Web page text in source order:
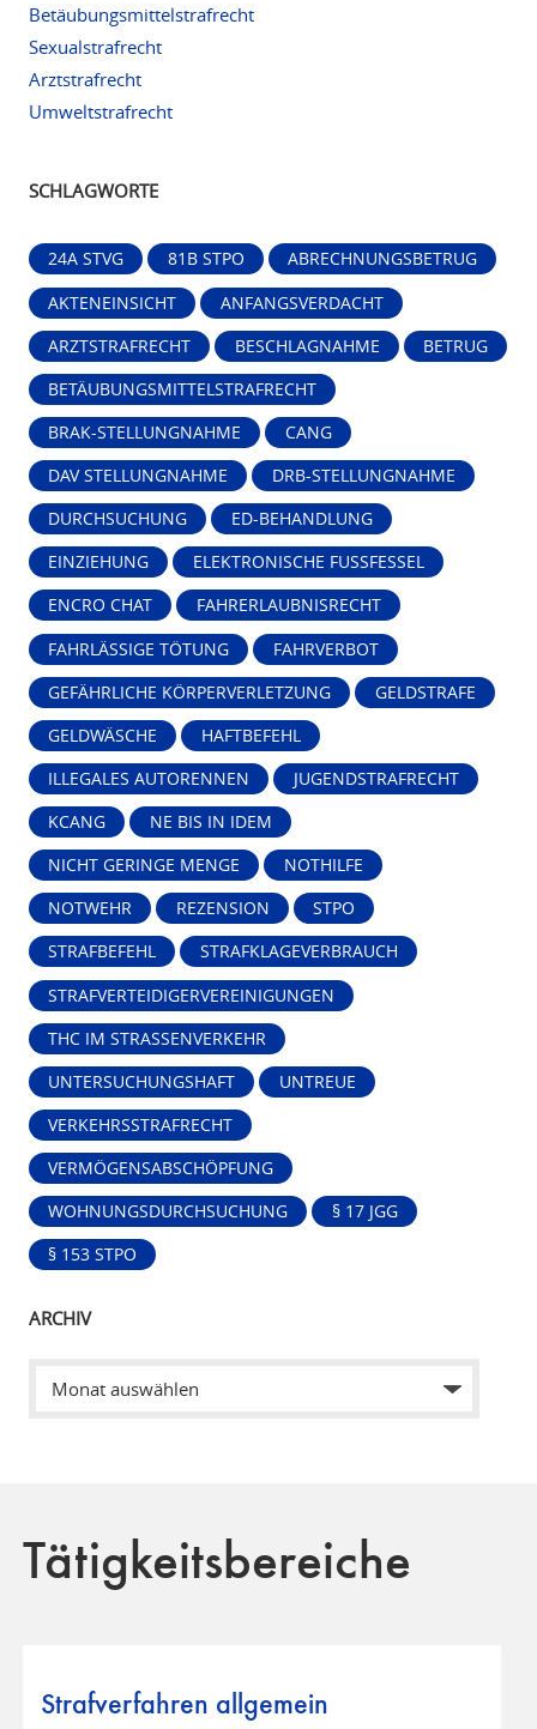
Betäubungsmittelstrafrecht
Sexualstrafrecht
Arztstrafrecht
Umweltstrafrecht
SCHLAGWORTE
24A STVG 81B STPO ABRECHNUNGSBETRUG
AKTENEINSICHT ANFANGSVERDACHT
ARZTSTRAFRECHT BESCHLAGNAHME BETRUG
BETÄUBUNGSMITTELSTRAFRECHT
BRAK-STELLUNGNAHME CANG
DAV STELLUNGNAHME DRB-STELLUNGNAHME
DURCHSUCHUNG ED-BEHANDLUNG
EINZIEHUNG ELEKTRONISCHE FUSSFESSEL
ENCRO CHAT FAHRERLAUBNISRECHT
FAHRLÄSSIGE TÖTUNG FAHRVERBOT
GEFÄHRLICHE KÖRPERVERLETZUNG GELDSTRAFE
GELDWÄSCHE HAFTBEFEHL
ILLEGALES AUTORENNEN JUGENDSTRAFRECHT
KCANG NE BIS IN IDEM
NICHT GERINGE MENGE NOTHILFE
NOTWEHR REZENSION STPO
STRAFBEFEHL STRAFKLAGEVERBRAUCH
STRAFVERTEIDIGERVEREINIGUNGEN
THC IM STRASSENVERKEHR
UNTERSUCHUNGSHAFT UNTREUE
VERKEHRSSTRAFRECHT
VERMÖGENSABSCHÖPFUNG
WOHNUNGSDURCHSUCHUNG § 17 JGG
§ 153 STPO
ARCHIV
Tätigkeitsbereiche
Strafverfahren allgemein